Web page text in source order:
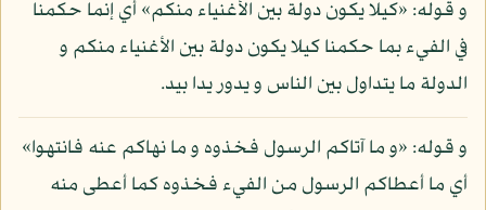
و قوله: «كيلا يكون دولة بين الأغنياء منكم» أي إنما حكمنا
في الفيء بما حكمنا كيلا يكون دولة بين الأغنياء منكم و
الدولة ما يتداول بين الناس و يدور يدا بيد.
و قوله: «و ما آتاكم الرسول فخذوه و ما نهاكم عنه فانتهوا»
أي ما أعطاكم الرسول من الفيء فخذوه كما أعطى منه